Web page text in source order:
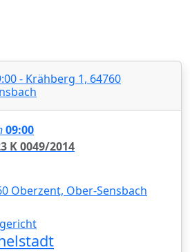
- Krähberg 1, 64760
09:00
K 0049/2014
Oberzent, Ober-Sensbach